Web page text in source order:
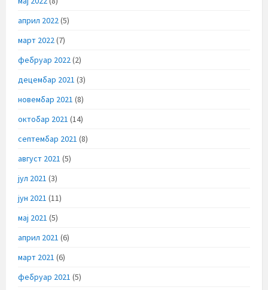
април 2022(5)
март 2022(7)
фебруар 2022(2)
децембар 2021 (3)
новембар 2021 (8)
октобар 2021 (14)
септембар 2021 (8)
август 2021 (5)
јул 2021 (3)
јун 2021 (11)
мај 2021 (5)
април 2021 (6)
март 2021 (6)
фебруар 2021 (5)